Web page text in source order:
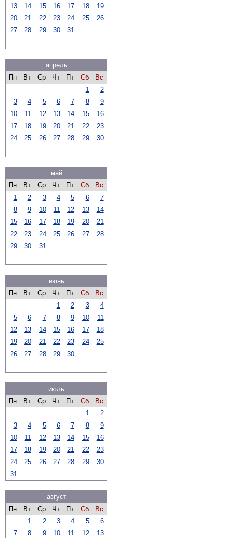
13 14 15 16 17 18
19
20
21 22 23 24 25
26
27
28 29 30 31
апрель
Пн
Вт Ср Чт Пт Сб
Вс
1
2
3
4 5 6 7 8
9
10
11 12 13 14 15
16
17
18 19 20 21 22
23
24
25 26 27 28 29 30
май
Пн
Вт Ср Чт Пт Сб
Вс
1
2 3 4 5 6
7
8
9 10 11 12 13
14
15
16 17 18 19 20
21
22
23 24 25 26 27
28
29
30 31
июнь
Пн
Вт Ср Чт Пт Сб
Вс
1
2 3
4
5
6 7 8 9 10
11
12
13 14 15 16 17
18
19
20 21 22 23 24
25
26
27 28 29 30
июль
Пн
Вт Ср Чт Пт Сб
Вс
1
2
3
4 5 6 7 8
9
10
11 12 13 14 15
16
17
18 19 20 21 22
23
24
25 26 27 28 29
30
31
август
Пн
Вт Ср Чт Пт Сб
Вс
1
2 3 4 5
6
7
8 9 10 11 12
13